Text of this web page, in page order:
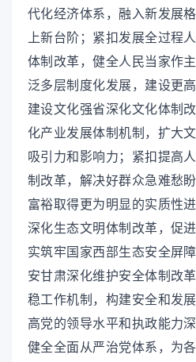
代化经济体系，融入新发展
上新台阶；紧扣发展全过程
体制改革，健全人民当家作
泛多层制度化发展，建设更
建设文化强省深化文化体制
化产业发展体制机制，扩大
吸引力和影响力；紧扣提高
制改革，解决好群众急难愁
富裕取得更为明显的实质性
深化生态文明体制改革，促
实筑牢国家西部生态安全屏
安甘肃深化维护安全体制改
稳工作机制，构建安全和发
高党的领导水平和执政能力
健全全面从严治党体系，为